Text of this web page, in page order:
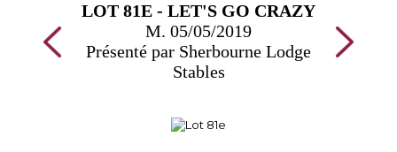
LOT 81E - LET'S GO CRAZY
M. 05/05/2019
Présenté par Sherbourne Lodge
Stables